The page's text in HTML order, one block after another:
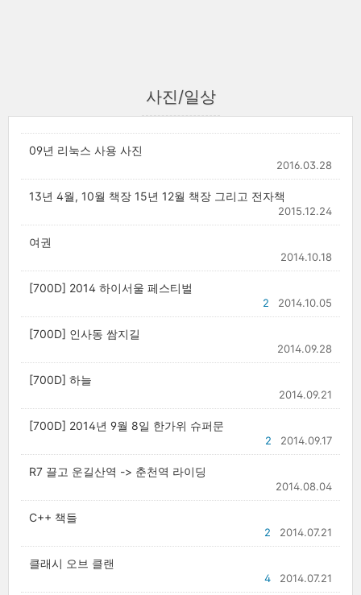
사진/일상
09년 리눅스 사용 사진
2016.03.28
13년 4월, 10월 책장 15년 12월 책장 그리고 전자책
2015.12.24
여권
2014.10.18
[700D] 2014 하이서울 페스티벌
2014.10.05
2
[700D] 인사동 쌈지길
2014.09.28
[700D] 하늘
2014.09.21
[700D] 2014년 9월 8일 한가위 슈퍼문
2014.09.17
2
R7 끌고 운길산역 -> 춘천역 라이딩
2014.08.04
C++ 책들
2014.07.21
2
클래시 오브 클랜
2014.07.21
4